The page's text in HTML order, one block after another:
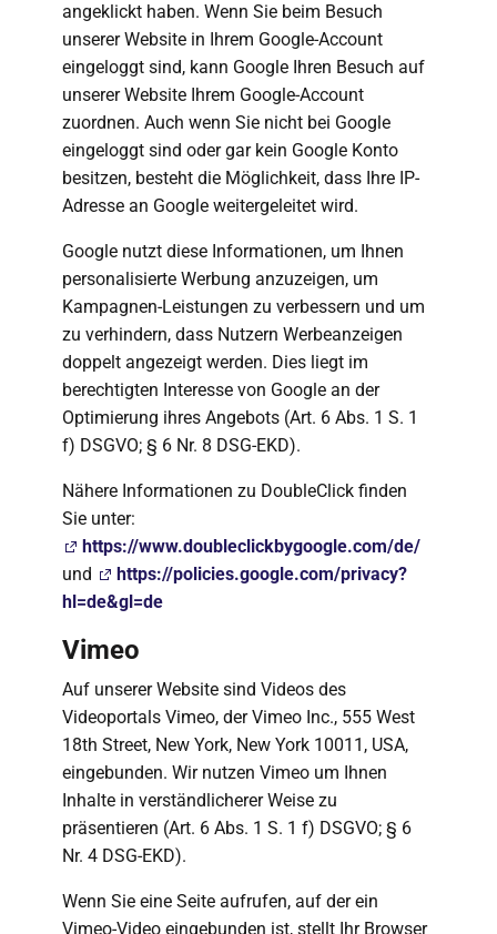
angeklickt haben. Wenn Sie beim Besuch
unserer Website in Ihrem Google-Account
eingeloggt sind, kann Google Ihren Besuch auf
unserer Website Ihrem Google-Account
zuordnen. Auch wenn Sie nicht bei Google
eingeloggt sind oder gar kein Google Konto
besitzen, besteht die Möglichkeit, dass Ihre IP-
Adresse an Google weitergeleitet wird.
Google nutzt diese Informationen, um Ihnen
personalisierte Werbung anzuzeigen, um
Kampagnen-Leistungen zu verbessern und um
zu verhindern, dass Nutzern Werbeanzeigen
doppelt angezeigt werden. Dies liegt im
berechtigten Interesse von Google an der
Optimierung ihres Angebots (Art. 6 Abs. 1 S. 1
f) DSGVO; § 6 Nr. 8 DSG-EKD).
Nähere Informationen zu DoubleClick finden
Sie unter:
https://www.doubleclickbygoogle.com/de/
und
https://policies.google.com/privacy?
hl=de&gl=de
Vimeo
Auf unserer Website sind Videos des
Videoportals Vimeo, der Vimeo Inc., 555 West
18th Street, New York, New York 10011, USA,
eingebunden. Wir nutzen Vimeo um Ihnen
Inhalte in verständlicherer Weise zu
präsentieren (Art. 6 Abs. 1 S. 1 f) DSGVO; § 6
Nr. 4 DSG-EKD).
Wenn Sie eine Seite aufrufen, auf der ein
Vimeo-Video eingebunden ist, stellt Ihr Browser